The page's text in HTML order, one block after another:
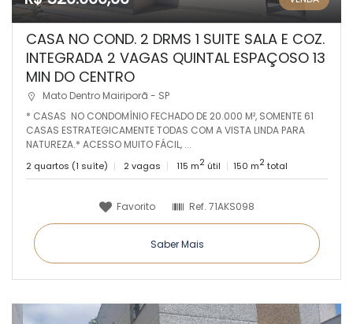
CASA NO COND. 2 DRMS 1 SUITE SALA E COZ.
INTEGRADA 2 VAGAS QUINTAL ESPAÇOSO 13
MIN DO CENTRO
Mato Dentro Mairiporã - SP
* CASAS NO CONDOMÍNIO FECHADO DE 20.000 M², SOMENTE 61
CASAS ESTRATEGICAMENTE TODAS COM A VISTA LINDA PARA
NATUREZA.* ACESSO MUITO FÁCIL, ...
2 quartos (1 suíte) 2 vagas 115 m2 útil 150 m2total
Favorito Ref. 71AKS098
Saber Mais